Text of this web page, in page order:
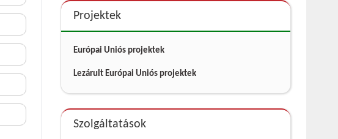
Projektek
Európai Uniós projektek
Lezárult Európai Uniós projektek
Szolgáltatások